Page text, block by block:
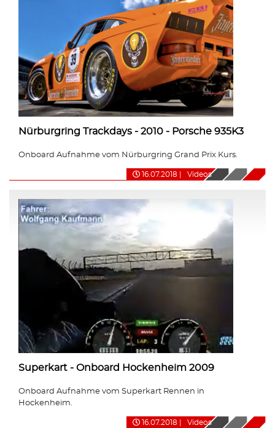
Nürburgring Trackdays - 2010 - Porsche 935K3
Onboard Aufnahme vom Nürburgring Grand Prix Kurs.
16.07.2018 Videos
Superkart - Onboard Hockenheim 2009
Onboard Aufnahme vom Superkart Rennen in
Hockenheim.
16.07.2018 Videos